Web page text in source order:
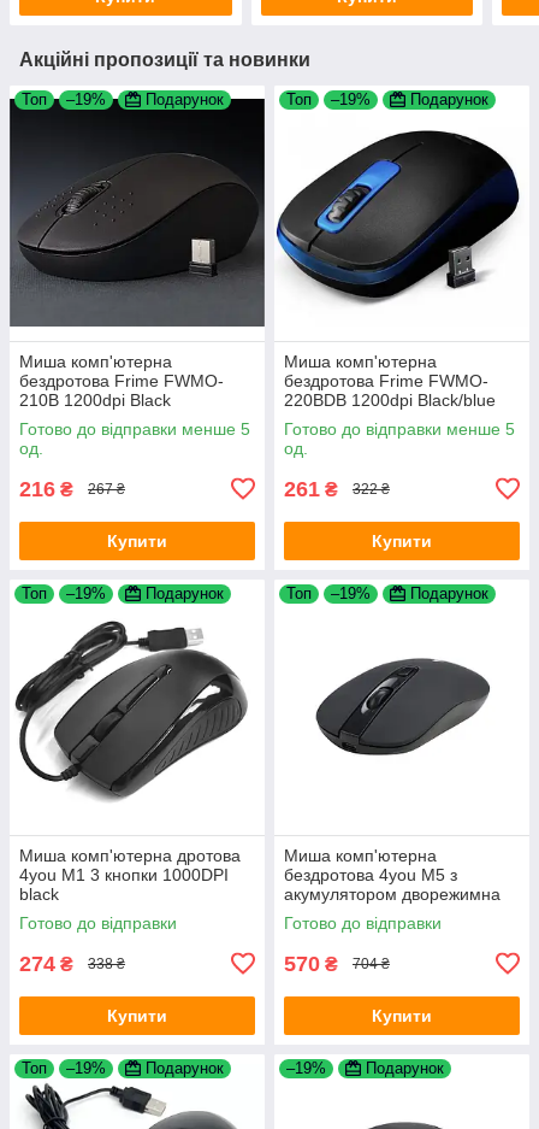
Акційні пропозиції та новинки
Топ –19% Подарунок
Миша комп'ютерна
бездротова Frime FWMO-
210B 1200dpi Black
Готово до відправки менше 5
од.
216 ₴ 267 ₴
Купити
Топ –19% Подарунок
Миша комп'ютерна
бездротова Frime FWMO-
220BDB 1200dpi Black/blue
Готово до відправки менше 5
од.
261 ₴ 322 ₴
Купити
Топ –19% Подарунок
Миша комп'ютерна дротова
4you M1 3 кнопки 1000DPI
black
Готово до відправки
274 ₴ 338 ₴
Купити
Топ –19% Подарунок
Миша комп'ютерна
бездротова 4you M5 з
акумулятором дворежимна
Bluetooth 2.4G 4 кнопки Black
Готово до відправки
570 ₴ 704 ₴
Купити
Топ –19% Подарунок –19% Подарунок